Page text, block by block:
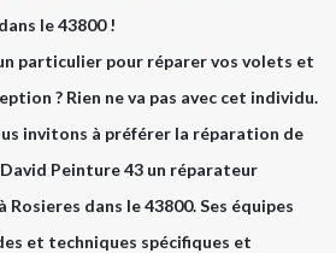
le 43800 !
particulier pour réparer vos volets et
? Rien ne va pas avec cet individu.
invitons à préférer la réparation de
David Peinture 43 un réparateur
dans le 43800. Ses équipes
et techniques spécifiques et